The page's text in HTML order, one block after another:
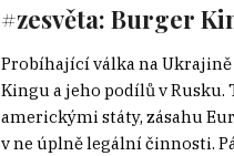
#zesvěta: Burger
Probíhající válka na
Kingu a jeho podílů v
americkými státy, zásahu
v ne úplně legální činnosti.